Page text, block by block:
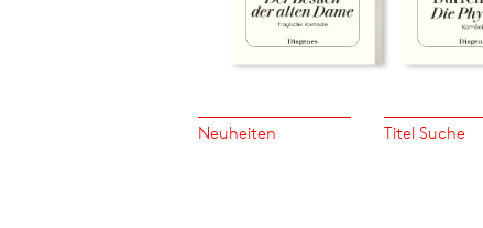
Neuheiten Titel Suche